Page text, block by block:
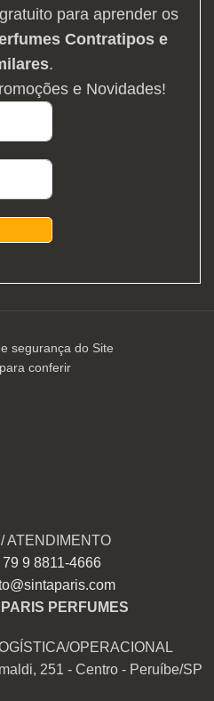
para aprender os
Contratipos e
.
e Novidades!
segurança do Site
conferir
ATENDIMENTO
9 8811-4666
PERFUMES
OPERACIONAL
251 - Centro - Peruíbe/SP